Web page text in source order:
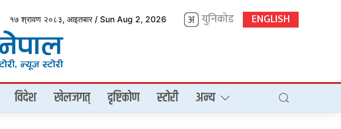
१७ श्रावण २०८३, आइतबार / Sun Aug 2, 2026 युनिकोड ENGLISH
विदेश खेलजगत् दृष्टिकोण स्टोरी अन्य